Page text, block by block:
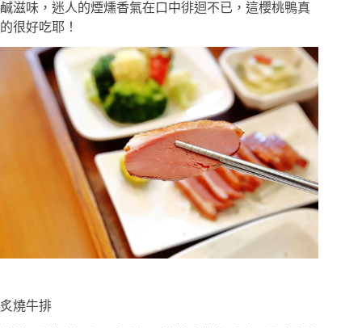
鹹滋味，迷人的煙燻香氣在口中徘迴不已，這櫻桃鴨真
的很好吃耶！
炙燒牛排